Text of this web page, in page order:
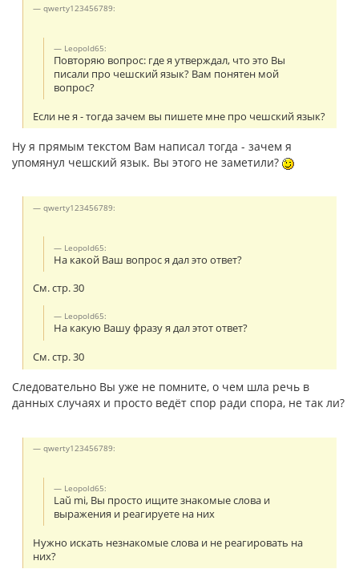
qwerty123456789:
Leopold65:
Повторяю вопрос: где я утверждал, что это Вы
писали про чешский язык? Вам понятен мой
вопрос?
Если не я - тогда зачем вы пишете мне про чешский язык?
Ну я прямым текстом Вам написал тогда - зачем я
упомянул чешский язык. Вы этого не заметили?
qwerty123456789:
Leopold65:
На какой Ваш вопрос я дал это ответ?
См. стр. 30
Leopold65:
На какую Вашу фразу я дал этот ответ?
См. стр. 30
Следовательно Вы уже не помните, о чем шла речь в
данных случаях и просто ведёт спор ради спора, не так ли?
qwerty123456789:
Leopold65:
Laŭ mi, Вы просто ищите знакомые слова и
выражения и реагируете на них
Нужно искать незнакомые слова и не реагировать на
них?